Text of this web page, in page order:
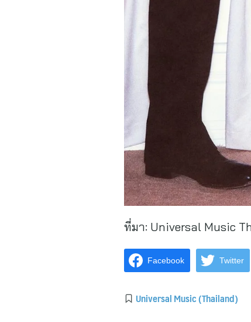
ที่มา: Universal Music
Facebook Twitter
Universal Music (Thailand)